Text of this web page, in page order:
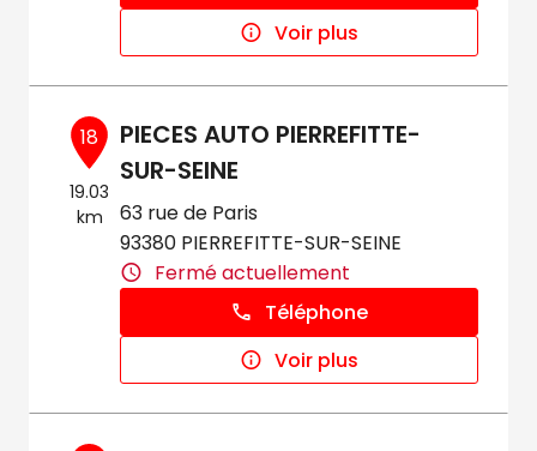
Voir plus
18
19.03
km
PIECES AUTO PIERREFITTE-
SUR-SEINE
63 rue de Paris
93380 PIERREFITTE-SUR-SEINE
Fermé actuellement
Téléphone
Voir plus